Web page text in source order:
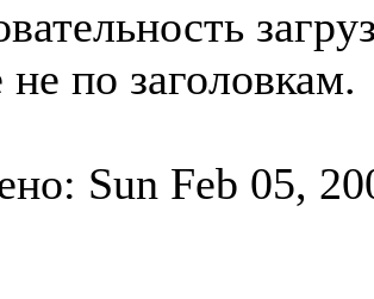
по заголовкам.
Sun Feb 05,